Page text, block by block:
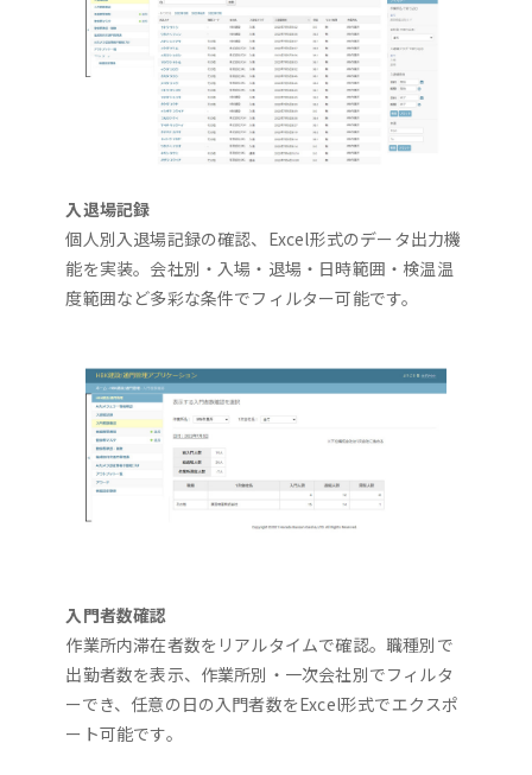
入退場記録
個人別入退場記録の確認、Excel形式のデータ出力機
能を実装。会社別・入場・退場・日時範囲・検温温
度範囲など多彩な条件でフィルター可能です。
入門者数確認
作業所内滞在者数をリアルタイムで確認。職種別で
出勤者数を表示、作業所別・一次会社別でフィルタ
ーでき、任意の日の入門者数をExcel形式でエクスポ
ート可能です。